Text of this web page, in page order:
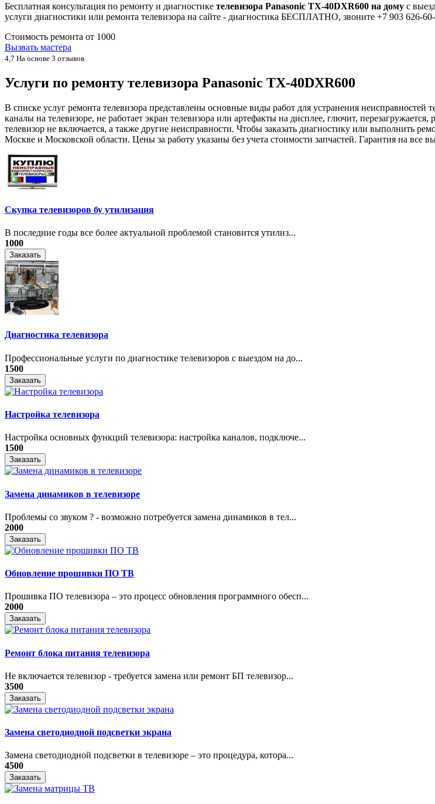
Бесплатная консультация по ремонту и диагностике телевизора Panasonic TX-40DXR600 на дому с
услуги диагностики или ремонта телевизора на сайте - диагностика БЕСПЛАТНО, звоните +7 903 626-
Стоимость ремонта от 1000
Вызвать мастера
4,7 На основе 3 отзывов
Услуги по ремонту телевизора Panasonic TX-40DXR600
В списке услуг ремонта телевизора представлены основные виды работ для устранения
каналы на телевизоре, не работает экран телевизора или артефакты на дисплее, глючит,
телевизор не включается, а также другие неисправности. Чтобы заказать диагностику или выполнить
Москве и Московской области. Цены за работу указаны без учета стоимости запчастей. Гарантия на все
Скупка телевизоров бу утилизация
​В последние годы все более актуальной проблемой становится утилиз...
1000
Заказать
Диагностика телевизора
Профессиональные услуги по диагностике телевизоров с выездом на до...
1500
Заказать
Настройка телевизора
Настройка основных функций телевизора: настройка каналов, подключе...
1500
Заказать
Замена динамиков в телевизоре
Проблемы со звуком ? - возможно потребуется замена динамиков в тел...
2000
Заказать
Обновление прошивки ПО ТВ
Прошивка ПО телевизора – это процесс обновления программного обесп...
2000
Заказать
Ремонт блока питания телевизора
Не включается телевизор - требуется замена или ремонт БП телевизор...
3500
Заказать
Замена светодиодной подсветки экрана
Замена светодиодной подсветки в телевизоре – это процедура, котора...
4500
Заказать